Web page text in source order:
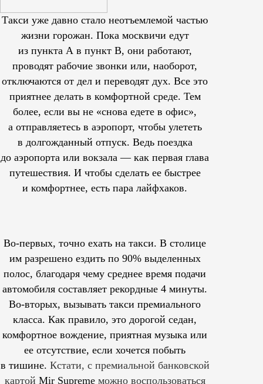
Такси уже давно стало неотъемлемой частью
жизни горожан. Пока москвичи едут
из пункта А в пункт В, они работают,
проводят рабочие звонки или, наоборот,
отключаются от дел и переводят дух. Все это
приятнее делать в комфортной среде. Тем
более, если вы не «снова едете в офис»,
а отправляетесь в аэропорт, чтобы улететь
в долгожданный отпуск. Ведь поездка
до аэропорта или вокзала — как первая глава
путешествия. И чтобы сделать ее быстрее
и комфортнее, есть пара лайфхаков.
Во-первых, точно ехать на такси. В столице
им разрешеноездить по 90% выделенных
полос, благодаря чему среднее время подачи
автомобиля составляет рекордные 4 минуты.
Во-вторых, вызывать такси премиального
класса. Как правило, это дорогой седан,
комфортное вождение, приятная музыка или
ее отсутствие, если хочется побыть
в тишине. Кстати, с премиальной банковской
картой Mir Supreme можно воспользоваться